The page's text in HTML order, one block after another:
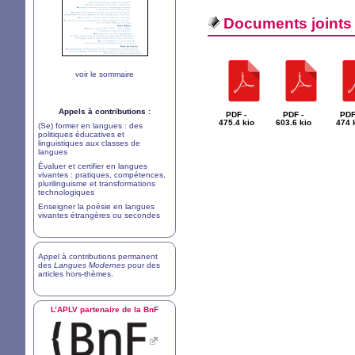
Documents joints
PDF -
475.4 kio
PDF -
603.6 kio
474
voir le sommaire
Appels à contributions :
(Se) former en langues : des
politiques éducatives et
linguistiques aux classes de
langues
Évaluer et certifier en langues
vivantes : pratiques, compétences,
plurilinguisme et transformations
technologiques
Enseigner la poésie en langues
vivantes étrangères ou secondes
Appel à contributions permanent
des Langues Modernes pour des
articles hors-thèmes
L’APLV partenaire de la BnF